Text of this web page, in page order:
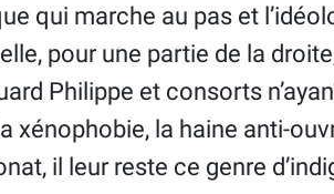
qui marche au pas et
pour une partie de la
Philippe et consorts
xénophobie, la haine anti-
il leur reste ce genre